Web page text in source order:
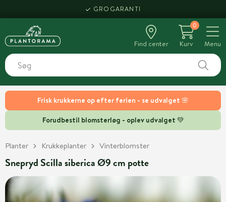
Frisk krukkerne op efter ferien - se udvalget 🌸
Forudbestil blomsterløg - oplev udvalget 💚
GROGARANTI
Find center
0
Kurv
Menu
Planter Krukkeplanter Vinterblomster
Snepryd Scilla siberica Ø9 cm potte